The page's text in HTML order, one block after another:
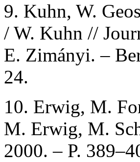
9. Kuhn, W.
/ W. Kuhn //
E. Zimányi. –
24.
10. Erwig, M.
M. Erwig, M.
2000. – P.